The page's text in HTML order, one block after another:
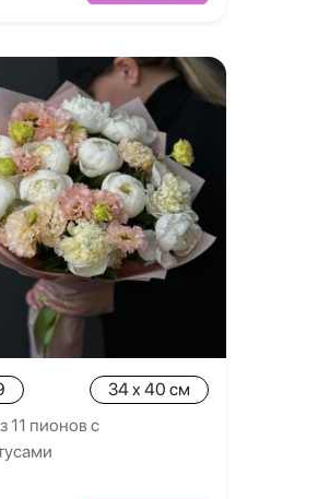
34 x 40 см
11 пионов с